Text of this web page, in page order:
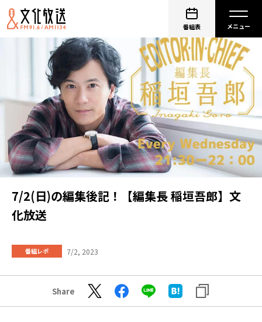
番組表
7/2(日)の編集後記！【編集長 稲垣吾郎】文
化放送
番組レポ 7/2, 2023
Share